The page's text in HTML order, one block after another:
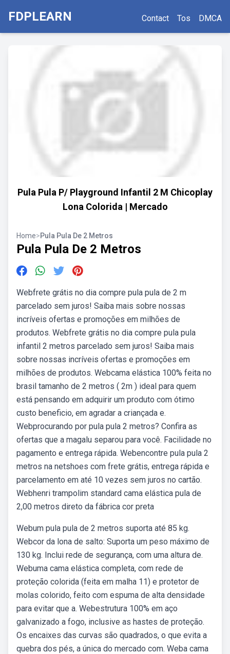
FDPLEARN Contact Tos DMCA
Pula Pula P/ Playground Infantil 2 M Chicoplay
Lona Colorida | Mercado
Home>Pula Pula De 2 Metros
Pula Pula De 2 Metros
Webfrete grátis no dia compre pula pula de 2 m
parcelado sem juros! Saiba mais sobre nossas
incríveis ofertas e promoções em milhões de
produtos. Webfrete grátis no dia compre pula pula
infantil 2 metros parcelado sem juros! Saiba mais
sobre nossas incríveis ofertas e promoções em
milhões de produtos. Webcama elástica 100% feita no
brasil tamanho de 2 metros ( 2m ) ideal para quem
está pensando em adquirir um produto com ótimo
custo beneficio, em agradar a criançada e.
Webprocurando por pula pula 2 metros? Confira as
ofertas que a magalu separou para você. Facilidade no
pagamento e entrega rápida. Webencontre pula pula 2
metros na netshoes com frete grátis, entrega rápida e
parcelamento em até 10 vezes sem juros no cartão.
Webhenri trampolim standard cama elástica pula de
2,00 metros direto da fábrica cor preta
Webum pula pula de 2 metros suporta até 85 kg.
Webcor da lona de salto: Suporta um peso máximo de
130 kg. Inclui rede de segurança, com uma altura de.
Webuma cama elástica completa, com rede de
proteção colorida (feita em malha 11) e protetor de
molas colorido, feito com espuma de alta densidade
para evitar que a. Webestrutura 100% em aço
galvanizado a fogo, inclusive as hastes de proteção.
Os encaixes das curvas são quadrados, o que evita a
quebra dos pés, a única do mercado com. Weba cama